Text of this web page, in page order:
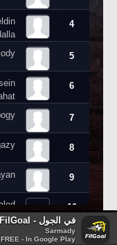
في الجول - FilGoal
Sarmady
FREE - In Google Play